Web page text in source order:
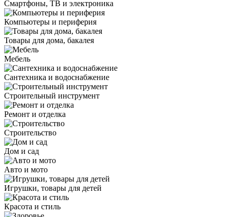
Смартфоны, ТВ и электроника
Компьютеры и периферия
Товары для дома, бакалея
Мебель
Сантехника и водоснабжение
Строительный инструмент
Ремонт и отделка
Строительство
Дом и сад
Авто и мото
Игрушки, товары для детей
Красота и стиль